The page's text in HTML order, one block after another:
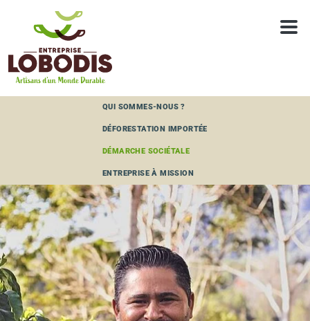
QUI SOMMES-NOUS ?
DÉFORESTATION IMPORTÉE
DÉMARCHE SOCIÉTALE
ENTREPRISE À MISSION
COCAFCAL CAPUCAS
Panneau de gestion des cookies